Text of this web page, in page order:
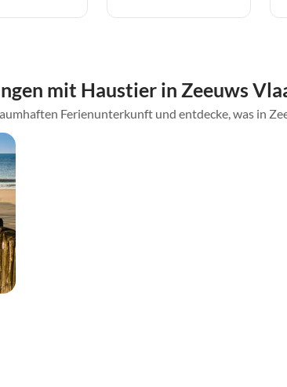
mit Haustier in Zeeuws
Ferienunterkunft und entdecke, was in